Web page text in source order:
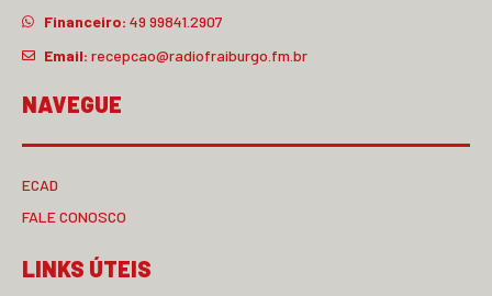
Financeiro: 49 99841.2907
Email: recepcao@radiofraiburgo.fm.br
NAVEGUE
ECAD
FALE CONOSCO
LINKS ÚTEIS